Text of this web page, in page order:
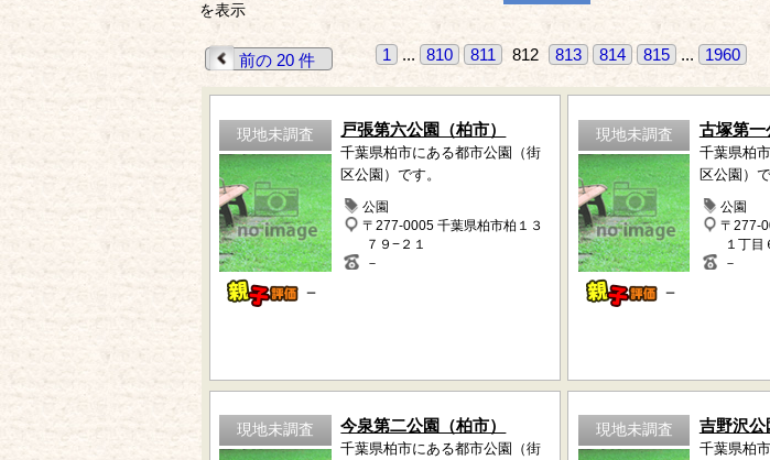
を表示
前の 20 件 1 ... 810 811 812 813 814 815 ... 1960
現地未調査
－
戸張第六公園（柏市）
千葉県柏市にある都市公園（街
区公園）です。
公園
〒277-0005 千葉県柏市柏１３
７９−２１
－
現地未調査
－
古塚第一
千葉県柏
区公園）で
公園
〒277-
１丁目
－
現地未調査 今泉第二公園（柏市）
千葉県柏市にある都市公園（街
現地未調査 吉野沢公
千葉県柏